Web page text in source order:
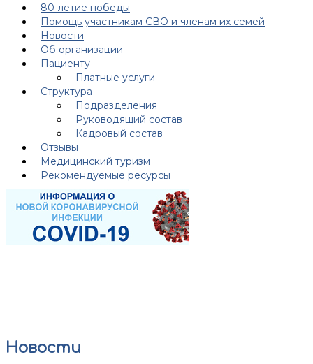
80-летие победы
Помощь участникам СВО и членам их семей
Новости
Об организации
Пациенту
Платные услуги
Структура
Подразделения
Руководящий состав
Кадровый состав
Отзывы
Медицинский туризм
Рекомендуемые ресурсы
Новости